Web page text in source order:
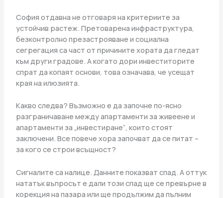
София отдавна не отговаря на критериите за
устойчив растеж. Претоварена инфраструктура,
безконтролно презастрояване и социална
сегрегация са част от причините хората да гледат
към други градове. А когато дори инвеститорите
спрат да копаят основи, това означава, че усещат
края на илюзията.
Какво следва? Възможно е да започне по-ясно
разграничаване между апартаменти за живеене и
апартаменти за „инвестиране“, които стоят
заключени. Все повече хора започват да се питат –
за кого се строи всъщност?
Сигналите са налице. Данните показват спад. А оттук
нататък въпросът е дали този спад ще се превърне в
корекция на пазара или ще продължим да пълним